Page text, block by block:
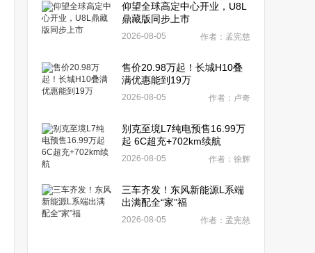
仰望全球高定中心开业，U8L
鼎藏版同步上市
2026-08-05 作者：孟宪慈
售价20.98万起！长城H10叠
满优惠能到19万
2026-08-05 作者：卢奇
别克至境L7纯电预售16.99万
起 6C超充+702km续航
2026-08-05 作者：徐辉
三车齐发！东风新能源L系端
出满配全“家”福
2026-08-05 作者：孟宪慈